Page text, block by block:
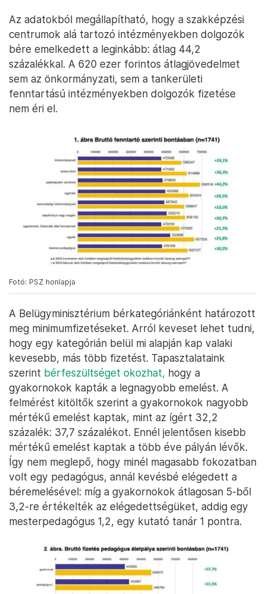
Az adatokból megállapítható, hogy a szakképzési
centrumok alá tartozó intézményekben dolgozók
bére emelkedett a leginkább: átlag 44,2
százalékkal. A 620 ezer forintos átlagjövedelmet
sem az önkormányzati, sem a tankerületi
fenntartású intézményekben dolgozók fizetése
nem éri el.
Fotó: PSZ honlapja
A Belügyminisztérium bérkategóriánként határozott
meg minimumfizetéseket. Arról keveset lehet tudni,
hogy egy kategórián belül mi alapján kap valaki
kevesebb, más több fizetést. Tapasztalataink
szerint bérfeszültséget okozhat, hogy a
gyakornokok kapták a legnagyobb emelést. A
felmérést kitöltők szerint a gyakornokok nagyobb
mértékű emelést kaptak, mint az ígért 32,2
százalék: 37,7 százalékot. Ennél jelentősen kisebb
mértékű emelést kaptak a több éve pályán lévők.
Így nem meglepő, hogy minél magasabb fokozatban
volt egy pedagógus, annál kevésbé elégedett a
béremelésével: míg a gyakornokok átlagosan 5-ből
3,2-re értékelték az elégedettségüket, addig egy
mesterpedagógus 1,2, egy kutató tanár 1 pontra.